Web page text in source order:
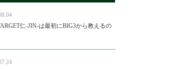
仁-JIN-は最初にBIG3から教えるの